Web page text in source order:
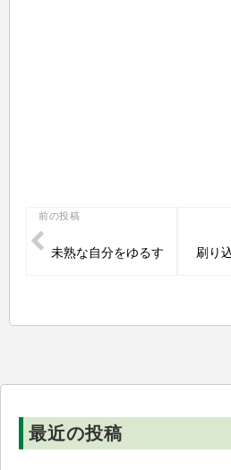
投
稿
ン
前の投稿
未熟な自分をゆるす 刷り
最近の投稿